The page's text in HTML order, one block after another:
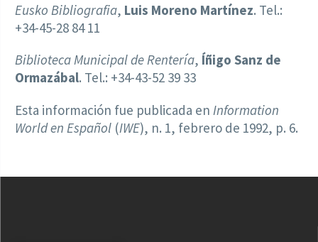
Eusko Bibliografia, Luis Moreno Martínez. Tel.:
+34-45-28 84 11
Biblioteca Municipal de Rentería, Íñigo Sanz de
Ormazábal. Tel.: +34-43-52 39 33
Esta información fue publicada en Information
World en Español (IWE), n. 1, febrero de 1992, p. 6.